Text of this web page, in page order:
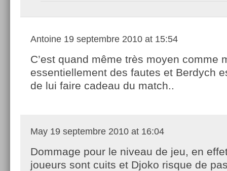
Antoine 19 septembre 2010 at 15:54
C’est quand même très moyen comme
essentiellement des fautes et Berdych
de lui faire cadeau du match..
May 19 septembre 2010 at 16:04
Dommage pour le niveau de jeu, en
joueurs sont cuits et Djoko risque de